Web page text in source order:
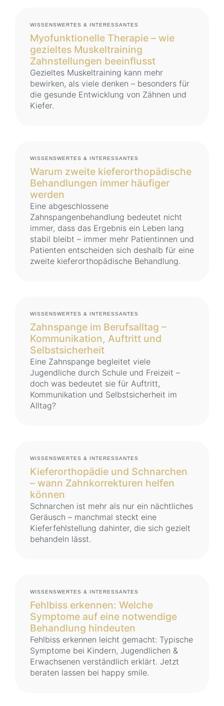
WISSENSWERTES & INTERESSANTES
Myofunktionelle Therapie – wie
gezieltes Muskeltraining
Zahnstellungen beeinflusst
Gezieltes Muskeltraining kann mehr
bewirken, als viele denken – besonders für
die gesunde Entwicklung von Zähnen und
Kiefer.
WISSENSWERTES & INTERESSANTES
Warum zweite kieferorthopädische
Behandlungen immer häufiger
werden
Eine abgeschlossene
Zahnspangenbehandlung bedeutet nicht
immer, dass das Ergebnis ein Leben lang
stabil bleibt – immer mehr Patientinnen und
Patienten entscheiden sich deshalb für eine
zweite kieferorthopädische Behandlung.
WISSENSWERTES & INTERESSANTES
Zahnspange im Berufsalltag –
Kommunikation, Auftritt und
Selbstsicherheit
Eine Zahnspange begleitet viele
Jugendliche durch Schule und Freizeit –
doch was bedeutet sie für Auftritt,
Kommunikation und Selbstsicherheit im
Alltag?
WISSENSWERTES & INTERESSANTES
Kieferorthopädie und Schnarchen
– wann Zahnkorrekturen helfen
können
Schnarchen ist mehr als nur ein nächtliches
Geräusch – manchmal steckt eine
Kieferfehlstellung dahinter, die sich gezielt
behandeln lässt.
WISSENSWERTES & INTERESSANTES
Fehlbiss erkennen: Welche
Symptome auf eine notwendige
Behandlung hindeuten
Fehlbiss erkennen leicht gemacht: Typische
Symptome bei Kindern, Jugendlichen &
Erwachsenen verständlich erklärt. Jetzt
beraten lassen bei happy smile.